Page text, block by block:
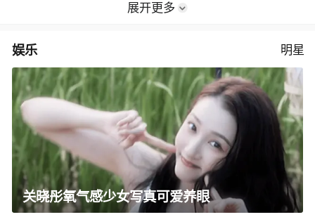
展开更多
娱乐 明星
关晓彤氧气感少女写真可爱养眼